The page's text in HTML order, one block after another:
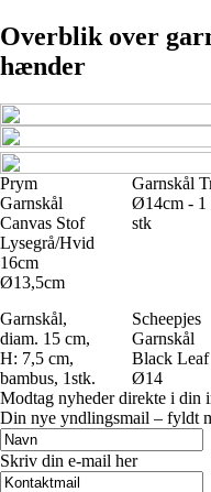
Overblik over
hænder
Prym
Garnskål
Canvas Stof
Lysegrå/Hvid
16cm
Ø13,5cm
Garnskål
Ø14cm - 1
stk
Garnskål,
diam. 15 cm,
H: 7,5 cm,
bambus, 1stk.
Scheepjes
Garnskål
Black Leaf
Ø14
Modtag nyheder direkte i din
Din nye yndlingsmail – fyldt
Skriv din e-mail her